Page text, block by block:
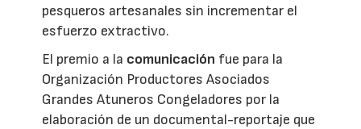
pesqueros artesanales sin incrementar el
esfuerzo extractivo.
El premio a la comunicación fue para la
Organización Productores Asociados
Grandes Atuneros Congeladores por la
elaboración de un documental-reportaje que